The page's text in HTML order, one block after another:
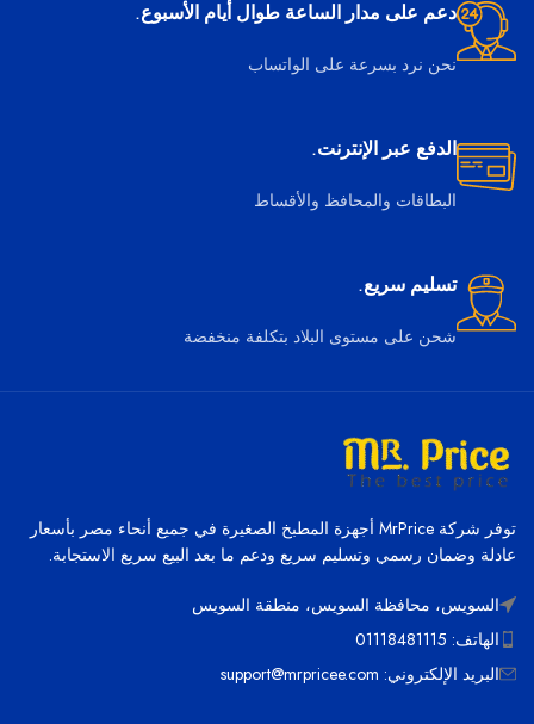
دعم على مدار الساعة طوال أيام الأسبوع.
نحن نرد بسرعة على الواتساب
الدفع عبر الإنترنت.
البطاقات والمحافظ والأقساط
تسليم سريع.
شحن على مستوى البلاد بتكلفة منخفضة
توفر شركة MrPrice أجهزة المطبخ الصغيرة في جميع أنحاء مصر بأسعار
عادلة وضمان رسمي وتسليم سريع ودعم ما بعد البيع سريع الاستجابة.
السويس، محافظة السويس، منطقة السويس
الهاتف: 01118481115
البريد الإلكتروني: support@mrpricee.com